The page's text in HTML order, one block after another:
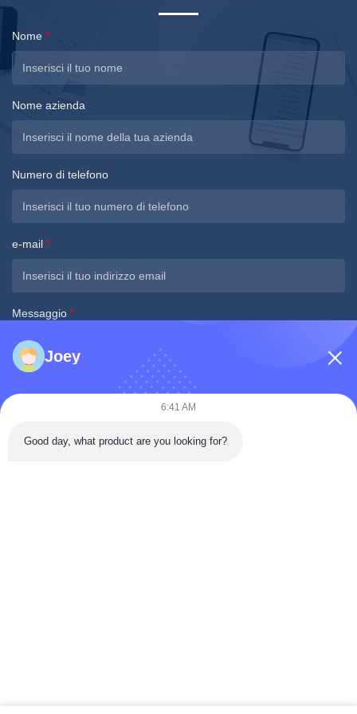
Nome *
Nome azienda
Numero di telefono
e-mail *
Messaggio *
Invia Ora
Joey
6:41 AM
Good day, what product are you looking for?